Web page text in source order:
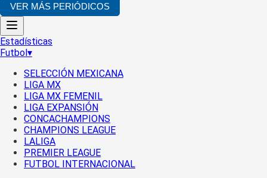
VER MÁS PERIÓDICOS
Estadísticas
Futbol▾
SELECCIÓN MEXICANA
LIGA MX
LIGA MX FEMENIL
LIGA EXPANSIÓN
CONCACHAMPIONS
CHAMPIONS LEAGUE
LALIGA
PREMIER LEAGUE
FUTBOL INTERNACIONAL